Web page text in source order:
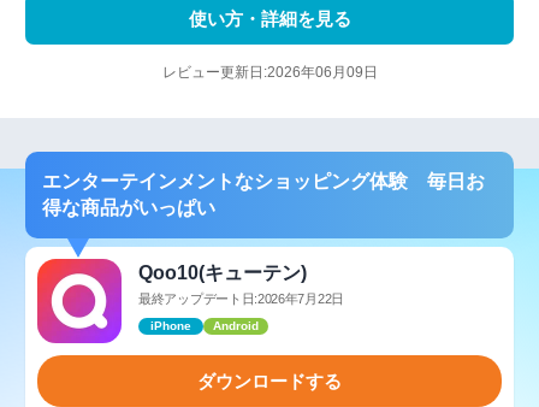
使い方・詳細を見る
レビュー更新日:2026年06月09日
エンターテインメントなショッピング体験 毎日お
得な商品がいっぱい
Qoo10(キューテン)
最終アップデート日:2026年7月22日
iPhone Android
ダウンロードする